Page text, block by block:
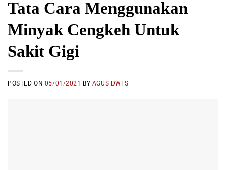
Tata Cara Menggunakan
Minyak Cengkeh Untuk
Sakit Gigi
POSTED ON 05/01/2021 BY AGUS DWI S